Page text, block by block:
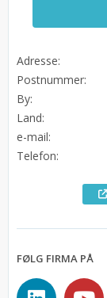
Adresse:
Postnummer:
By:
Land:
e-mail:
Telefon:
FØLG FIRMA PÅ